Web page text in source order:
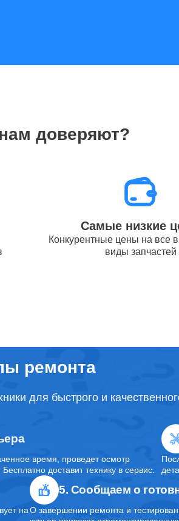
Apple
от 1.5
часов
Apple
от 1.5
Apple
телефонов
от 1 часа
от 1.5
доверяют?
Самые низкие
Конкурентные цены на все
виды запчастей
ремонта
для быстрого и
время, проведет осмотр
доставит технику в сервис.
на
5. Сообщаем о
О завершении ремонта и